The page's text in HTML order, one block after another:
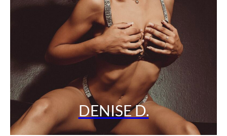
DENISE D.